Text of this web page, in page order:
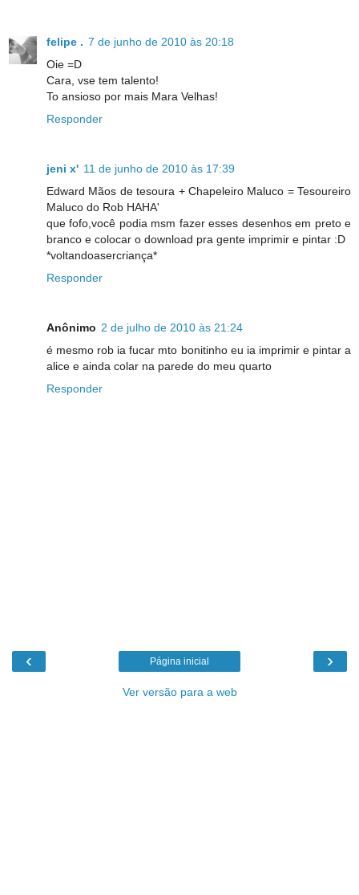
felipe . 7 de junho de 2010 às 20:18
Oie =D
Cara, vse tem talento!
To ansioso por mais Mara Velhas!
Responder
jeni x' 11 de junho de 2010 às 17:39
Edward Mãos de tesoura + Chapeleiro Maluco = Tesoureiro
Maluco do Rob HAHA'
que fofo,você podia msm fazer esses desenhos em preto e
branco e colocar o download pra gente imprimir e pintar :D
*voltandoasercriança*
Responder
Anônimo 2 de julho de 2010 às 21:24
é mesmo rob ia fucar mto bonitinho eu ia imprimir e pintar a
alice e ainda colar na parede do meu quarto
Responder
‹ ›
Página inicial
Ver versão para a web